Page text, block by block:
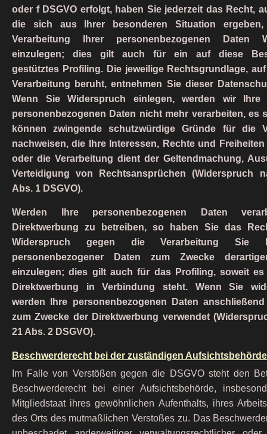
oder f DSGVO erfolgt, haben Sie jederzeit das Recht,
die sich aus Ihrer besonderen Situation
Verarbeitung Ihrer personenbezogenen Daten
einzulegen; dies gilt auch für ein auf diese
gestütztes Profiling. Die jeweilige Rechtsgrundlage,
Verarbeitung beruht, entnehmen Sie dieser
Wenn Sie Widerspruch einlegen, werden wir Ihre
personenbezogenen Daten nicht mehr verarbeiten, es
können zwingende schutzwürdige Gründe für die
nachweisen, die Ihre Interessen, Rechte und
oder die Verarbeitung dient der Geltendmachung,
Verteidigung von Rechtsansprüchen (Widerspruch
Abs. 1 DSGVO).
Werden Ihre personenbezogenen Daten
Direktwerbung zu betreiben, so haben Sie das
Widerspruch gegen die Verarbeitung Sie
personenbezogener Daten zum Zwecke
einzulegen; dies gilt auch für das Profiling, soweit
Direktwerbung in Verbindung steht. Wenn Sie
werden Ihre personenbezogenen Daten
zum Zwecke der Direktwerbung verwendet
21 Abs. 2 DSGVO).
Beschwerderecht bei der zuständigen Aufsichtsbehörde
Im Falle von Verstößen gegen die DSGVO steht den
Beschwerderecht bei einer Aufsichtsbehörde,
Mitgliedstaat ihres gewöhnlichen Aufenthalts, ihres
des Orts des mutmaßlichen Verstoßes zu. Das